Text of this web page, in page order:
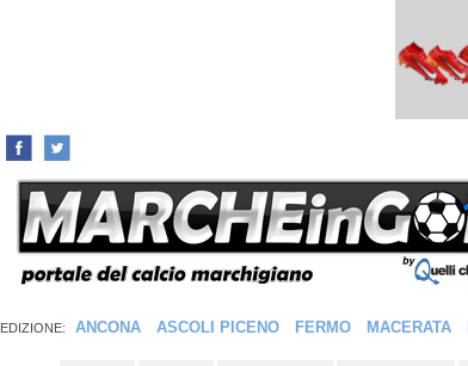
EDIZIONE: ANCONA ASCOLI PICENO FERMO MACERATA